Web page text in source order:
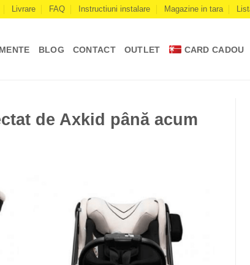
Livrare FAQ Instructiuni instalare Magazine in tara
BLOG CONTACT OUTLET CARD CADOU
de Axkid până acum